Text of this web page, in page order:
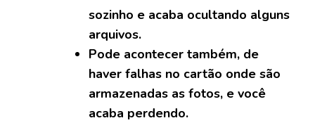
sozinho e acaba ocultando alguns
arquivos.
Pode acontecer também, de
haver falhas no cartão onde são
armazenadas as fotos, e você
acaba perdendo.